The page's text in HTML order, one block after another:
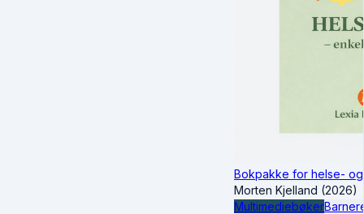
Bokpakke for helse-
Morten Kjelland (2026)
Multimediebøker